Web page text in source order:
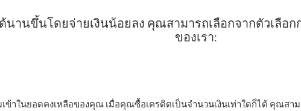
นานขึ้นโดยจ่ายเงินน้อยลง คุณสามารถเลือกจากตัวเลือ
ของเรา:
เข้าในยอดคงเหลือของคุณ เมื่อคุณซื้อเครดิตเป็นจำนวนเงินเท่าใดก็ได้ คุณส